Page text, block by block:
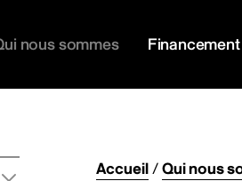
nous sommes
Accueil/Qui nous